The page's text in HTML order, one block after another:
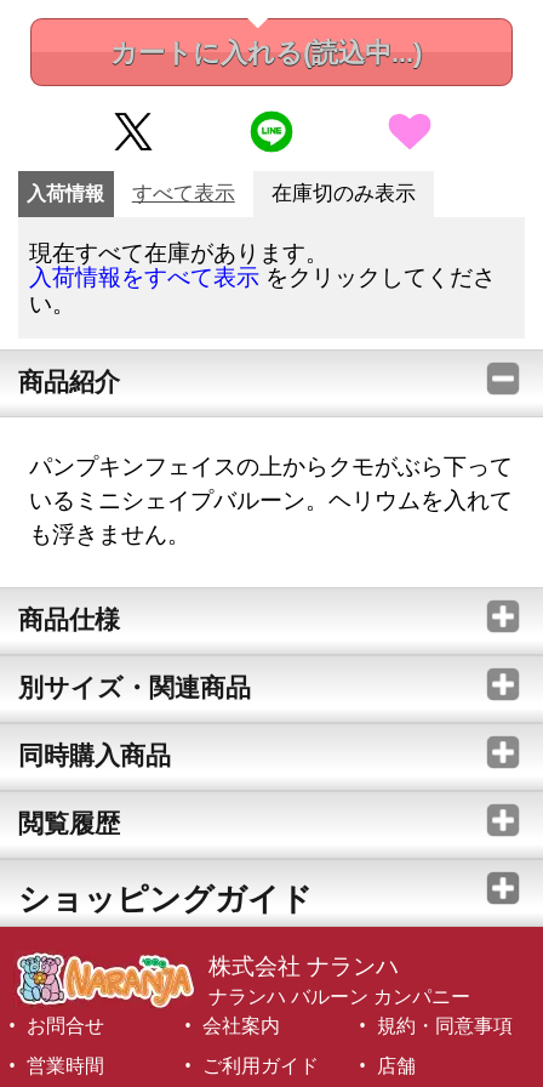
カートに入れる(読込中...)
入荷情報 すべて表示 在庫切のみ表示
現在すべて在庫があります。
入荷情報をすべて表示 をクリックしてくださ
い。
商品紹介
パンプキンフェイスの上からクモがぶら下って
いるミニシェイプバルーン。ヘリウムを入れて
も浮きません。
商品仕様
別サイズ・関連商品
同時購入商品
閲覧履歴
ショッピングガイド
株式会社 ナランハ
ナランハ バルーン カンパニー
お問合せ
会社案内
規約・同意事項
営業時間
ご利用ガイド 店舗